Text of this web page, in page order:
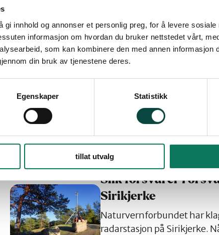
gi innhold og annonser et personlig preg, for å levere
informasjon om hvordan du bruker nettstedet vårt,
som kan kombinere den med annen informasjon
din bruk av tjenestene deres.
Egenskaper Statistikk
tillat utvalg
I tråd med
årsmøte.
Tid: Torsdag 26. Mars
Sted: Frivillighetens Hus,
Aktuelt og nyheter
Blåskjell i
Naturvernforbundet i Lier,
fra Oslofjordsatsingen til
Drammensfjorden som er
Buskerud
Slik forsvarer
Sirikjerke
Naturvernforbundet har
radarstasjon på Sirikjerke.